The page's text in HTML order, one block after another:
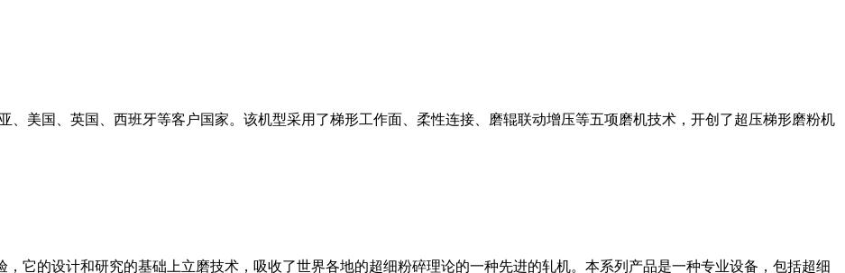
、美国、英国、西班牙等客户国家。该机型采用了梯形工作面、柔性连接、磨辊联动增压等五项磨机技术，开创了超压梯形磨粉机
它的设计和研究的基础上立磨技术，吸收了世界各地的超细粉碎理论的一种先进的轧机。本系列产品是一种专业设备，包括超细